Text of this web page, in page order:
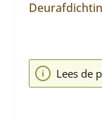
Lees de